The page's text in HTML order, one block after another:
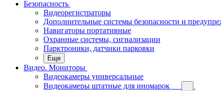
Безопасность
Видеорегистраторы
Дополнительные системы безопасности и
Навигаторы портативные
Охранные системы, сигнализации
Парктроники, датчики парковки
Еще
Видео. Мониторы
Видеокамеры универсальные
Видеокамеры штатные для иномарок